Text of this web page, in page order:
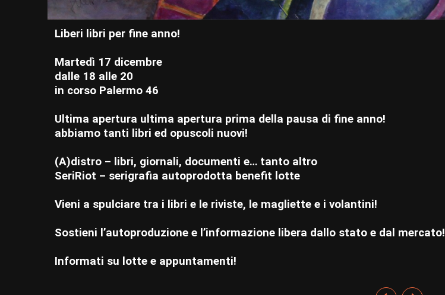
Liberi libri per fine anno!
Martedì 17 dicembre
dalle 18 alle 20
in corso Palermo 46
Ultima apertura ultima apertura prima della pausa di fine anno!
abbiamo tanti libri ed opuscoli nuovi!
(A)distro – libri, giornali, documenti e… tanto altro
SeriRiot – serigrafia autoprodotta benefit lotte
Vieni a spulciare tra i libri e le riviste, le magliette e i volantini!
Sostieni l’autoproduzione e l’informazione libera dallo stato e dal mercato!
Informati su lotte e appuntamenti!